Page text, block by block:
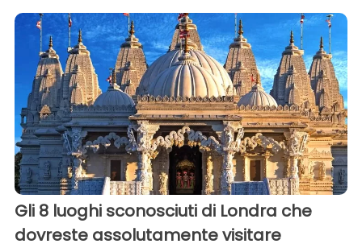
Gli 8 luoghi sconosciuti di Londra che
dovreste assolutamente visitare